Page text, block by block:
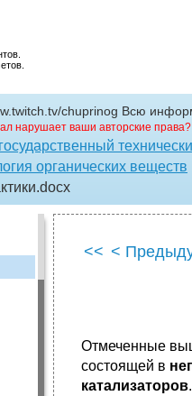
chuprinog Всю
нарушает ваши авторские права?
органических веществ
.docx
<< <
Отмеченные
состоящей в
катализаторов